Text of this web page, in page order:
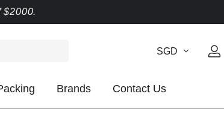
$2000.
SGD
Brands Contact Us